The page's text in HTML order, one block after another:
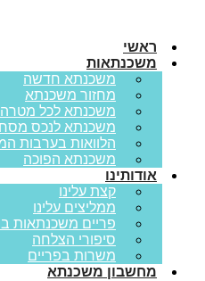
ראשי
משכנתאות
משכנתא חדשה
מחזור משכנתא
משכנתא לכל מטרה
משכנתא לנכס
הלוואות בערבות
משכנתא הפוכה
אודותינו
קצת עלינו
ממליצים עלינו
פריים משכנתאות
סיפורי הצלחה
משרות בפריים
מחשבון משכנתא